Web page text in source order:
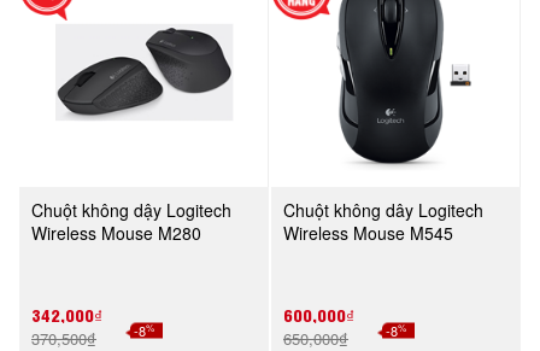
Chuột không dậy Logitech
Wireless Mouse M280
342,000₫
370,500₫ -8%
Chuột không dây Logitech
Wireless Mouse M545
600,000₫
650,000₫ -8%